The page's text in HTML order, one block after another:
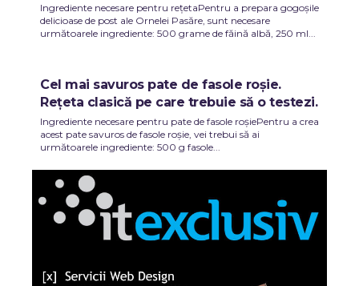
Ingrediente necesare pentru rețetaPentru a prepara gogoșile
delicioase de post ale Ornelei Pasăre, sunt necesare
următoarele ingrediente: 500 grame de făină albă, 250 ml...
Cel mai savuros pate de fasole roșie.
Rețeta clasică pe care trebuie să o testezi.
Ingrediente necesare pentru pate de fasole roșiePentru a crea
acest pate savuros de fasole roșie, vei trebui să ai
următoarele ingrediente: 500 g fasole...